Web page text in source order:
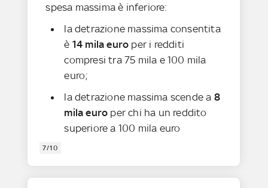
spesa massima è inferiore:
la detrazione massima consentita
è 14 mila euro per i redditi
compresi tra 75 mila e 100 mila
euro;
la detrazione massima scende a 8
mila euro per chi ha un reddito
superiore a 100 mila euro
7/10